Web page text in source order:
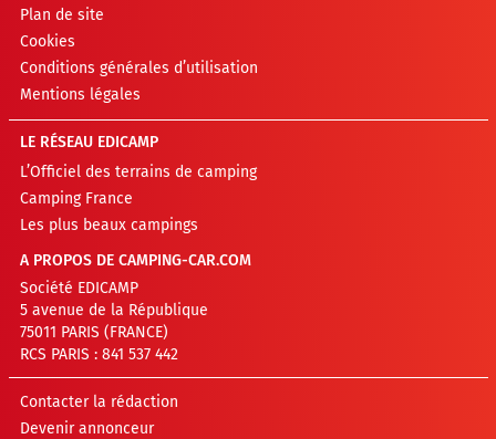
Plan de site
Cookies
Conditions générales d’utilisation
Mentions légales
LE RÉSEAU EDICAMP
L’Officiel des terrains de camping
Camping France
Les plus beaux campings
A PROPOS DE CAMPING-CAR.COM
Société EDICAMP
5 avenue de la République
75011 PARIS (FRANCE)
RCS PARIS : 841 537 442
Contacter la rédaction
Devenir annonceur